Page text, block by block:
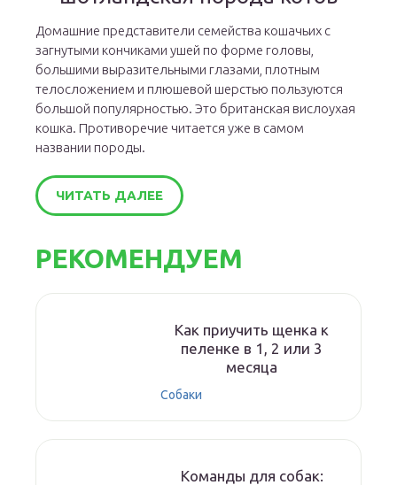
Домашние представители семейства кошачьих с
загнутыми кончиками ушей по форме головы,
большими выразительными глазами, плотным
телосложением и плюшевой шерстью пользуются
большой популярностью. Это британская вислоухая
кошка. Противоречие читается уже в самом
названии породы.
ЧИТАТЬ ДАЛЕЕ
РЕКОМЕНДУЕМ
Как приучить щенка к
пеленке в 1, 2 или 3
месяца
Собаки
Команды для собак: